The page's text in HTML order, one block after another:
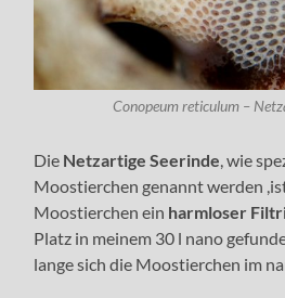
Conopeum reticulum –
Die Netzartige Seerinde, wie
Moostierchen genannt werden
Moostierchen ein harmloser
Platz in meinem 30 l nano
lange sich die Moostierchen im